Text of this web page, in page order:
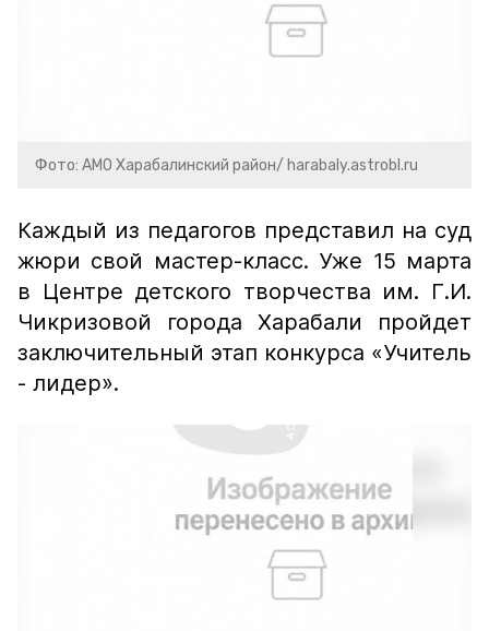
Фото: АМО Харабалинский район/ harabaly.astrobl.ru
Каждый из педагогов представил на суд
жюри свой мастер-класс. Уже 15 марта
в Центре детского творчества им. Г.И.
Чикризовой города Харабали пройдет
заключительный этап конкурса «Учитель
- лидер».